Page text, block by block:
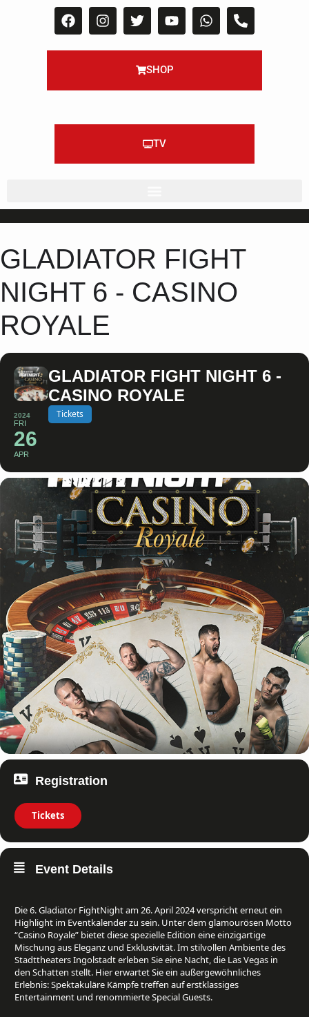
SHOP
TV
GLADIATOR FIGHT
NIGHT 6 - CASINO
ROYALE
2024
FRI
26
APR
GLADIATOR FIGHT NIGHT 6 -
CASINO ROYALE
Tickets
Registration
Tickets
Event Details
Die 6. Gladiator FightNight am 26. April 2024 verspricht erneut ein
Highlight im Eventkalender zu sein. Unter dem glamourösen Motto
“Casino Royale” bietet diese spezielle Edition eine einzigartige
Mischung aus Eleganz und Exklusivität. Im stilvollen Ambiente des
Stadttheaters Ingolstadt erleben Sie eine Nacht, die Las Vegas in
den Schatten stellt. Hier erwartet Sie ein außergewöhnliches
Erlebnis: Spektakuläre Kämpfe treffen auf erstklassiges
Entertainment und renommierte Special Guests.